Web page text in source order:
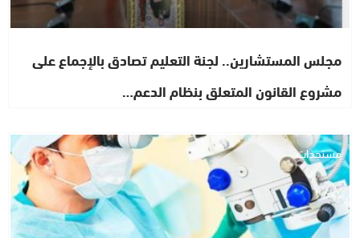
مجلس المستشارين.. لجنة التعليم تصادق بالإجماع على
مشروع القانون المتعلق بنظام الدعم…
مستجدات